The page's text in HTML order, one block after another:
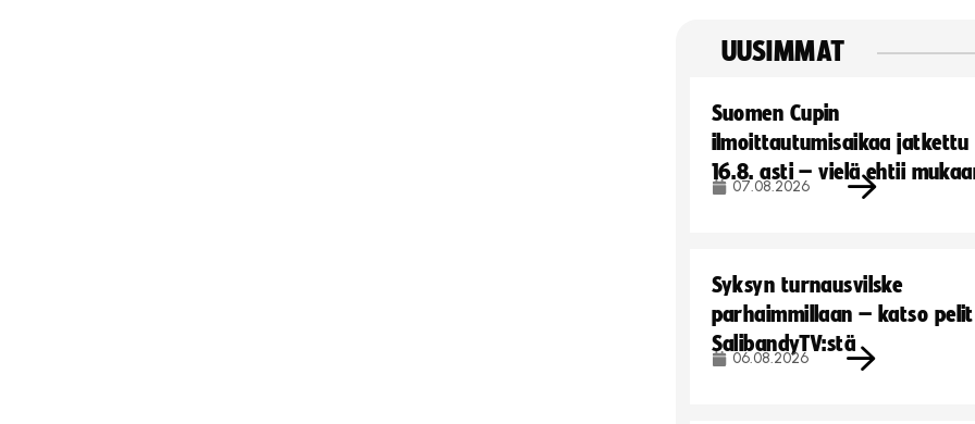
UUSIMMAT
Suomen Cupin
ilmoittautumisaikaa jatkettu
16.8. asti – vielä ehtii
07.08.2026
Syksyn turnausvilske
parhaimmillaan – katso pelit
SalibandyTV:stä
06.08.2026